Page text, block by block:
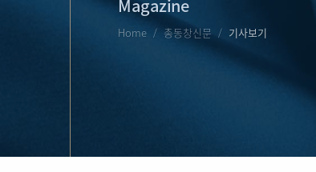
Magazine
Home 총동창신문 기사보기